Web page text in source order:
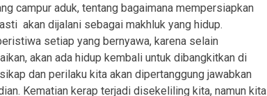
campur aduk, tentang bagaimana mempersiapkan
akan dijalani sebagai makhluk yang hidup.
setiap yang bernyawa, karena selain
akan ada hidup kembali untuk dibangkitkan di
dan perilaku kita akan dipertanggung jawabkan
Kematian kerap terjadi disekeliling kita, namun kita